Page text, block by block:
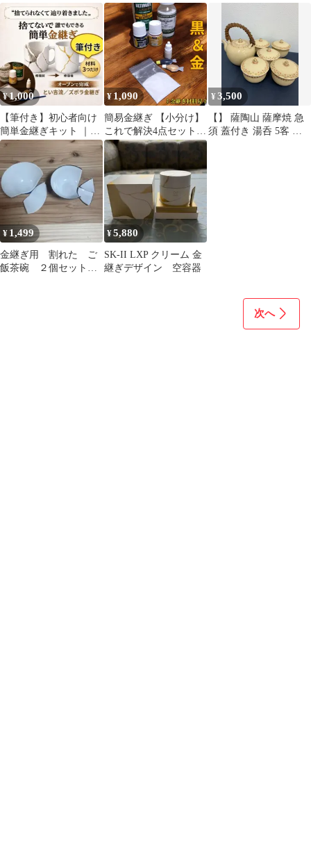
¥1,000
【筆付き】初心者向け
簡単金継ぎキット ｜ズ
ボラ金継ぎ これで解決
3点セット
¥ 1,090
簡易金継ぎ 【小分け】
これで解決4点セット
現代金継ぎ ペベオの絵
具 金色と黒色 塗料 2色
セラミックパウダー タ
イトボンド3 金継ぎも
どき Kintsugi Repair Kit
金継ぎ 黒継ぎ
¥3,500
【】 薩陶山 薩摩焼 急
須 蓋付き 湯呑 5客 茶
¥ 1,499
金継ぎ用 割れた ご
飯茶碗 ２個セット
¥5,880
SK-II LXP クリーム 金
継ぎデザイン 空容器
次へ